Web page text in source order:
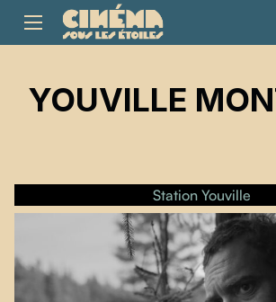
YOUVILLE
Station Youville